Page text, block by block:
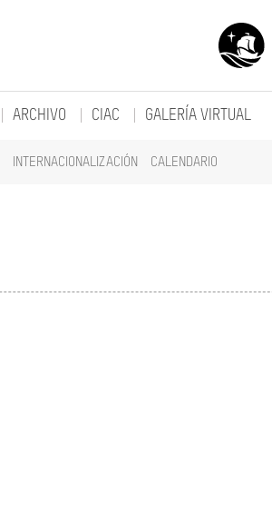
INTERNACIONALIZACIÓN CALENDARIO
ARCHIVO CIAC GALERÍA VIRTUAL